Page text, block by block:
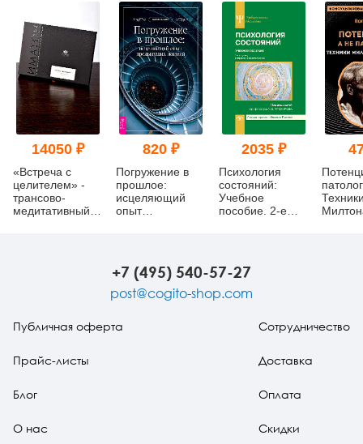
14050 ₽
«Встреча с
целителем» -
трансово-
медитативный
820 ₽
Погружение в
прошлое:
исцеляющий
опыт
2035 ₽
Психология
состояний:
Учебное
пособие. 2-е
+7 (495) 540-57-27
post@cogito-shop.com
Публичная оферта
Прайс-листы
Блог
О нас
Сотрудничество
Доставка
Оплата
Скидки